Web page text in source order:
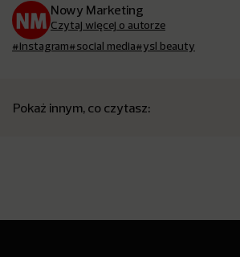
Nowy Marketing
Czytaj więcej o autorze
#instagram#social media#ysl beauty
Pokaż innym, co czytasz: